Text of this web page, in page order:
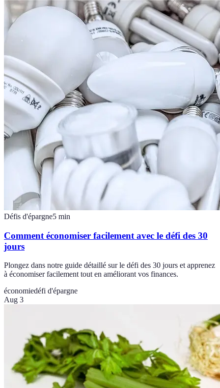
Défis d'épargne5 min
Comment économiser facilement avec le défi des 30
jours
Plongez dans notre guide détaillé sur le défi des 30 jours et apprenez
à économiser facilement tout en améliorant vos finances.
économiedéfi d'épargne
Aug 3